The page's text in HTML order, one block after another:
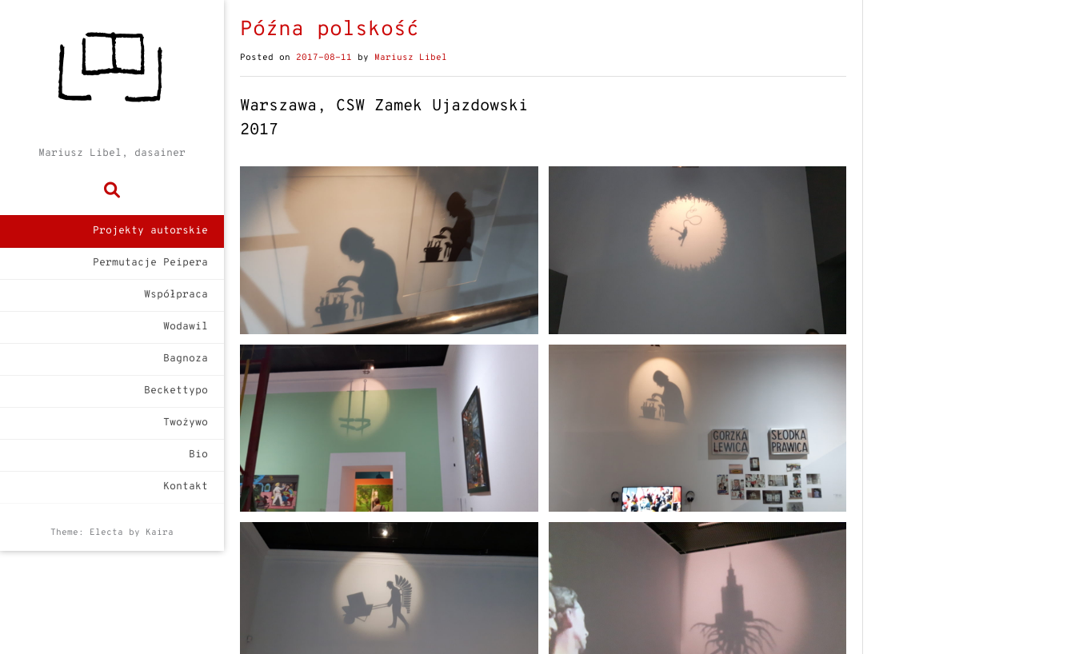
Mariusz Libel, dasainer
Projekty autorskie
Permutacje Peipera
Współpraca
Wodawil
Bagnoza
Beckettypo
Twożywo
Bio
Kontakt
Theme: Electa by Kaira
Późna polskość
Posted on 2017-08-11 by Mariusz Libel
Warszawa, CSW Zamek Ujazdowski
2017